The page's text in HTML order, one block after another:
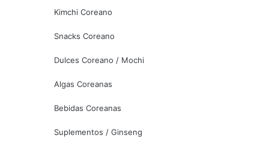
Kimchi Coreano
Snacks Coreano
Dulces Coreano / Mochi
Algas Coreanas
Bebidas Coreanas
Suplementos / Ginseng